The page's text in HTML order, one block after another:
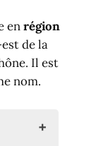
enrégion
de la
Il est
nom.